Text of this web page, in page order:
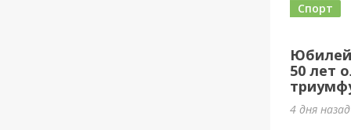
50 лет
Спорт
4 дня